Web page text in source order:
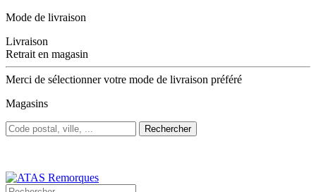
Mode de livraison
Livraison
Retrait en magasin
Merci de sélectionner votre mode de livraison préféré
Magasins
Rechercher